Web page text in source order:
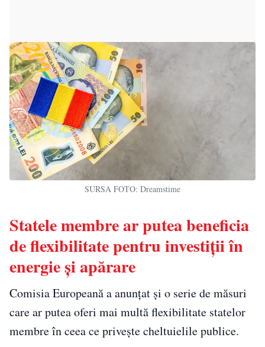
SURSA FOTO: Dreamstime
Statele membre ar putea beneficia
de flexibilitate pentru investiții în
energie și apărare
Comisia Europeană a anunțat și o serie de măsuri
care ar putea oferi mai multă flexibilitate statelor
membre în ceea ce privește cheltuielile publice.